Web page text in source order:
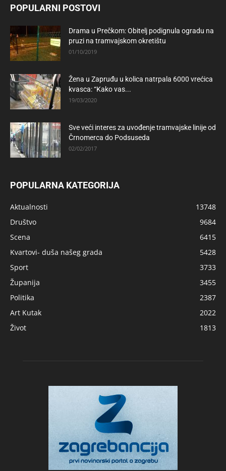
POPULARNI POSTOVI
Drama u Prečkom: Obitelj podignula ogradu na
pruzi na tramvajskom okretištu
01/10/2019
Žena u Zapruđu u kolica natrpala 6000 vrećica
kvasca: “Kako vas...
19/03/2020
Sve veći interes za uvođenje tramvajske linije od
Črnomerca do Podsuseda
02/02/2017
POPULARNA KATEGORIJA
Aktualnosti
13748
Društvo
9684
Scena
6415
Kvartovi- duša našeg grada
5428
Sport
3733
Županija
3455
Politika
2387
Art Kutak
2022
Život
1813